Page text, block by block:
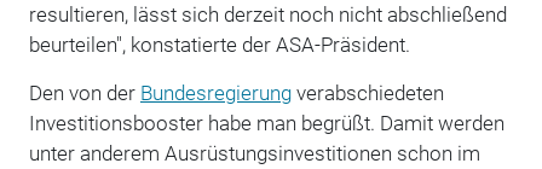
resultieren, lässt sich derzeit noch nicht abschließend
beurteilen", konstatierte der ASA-Präsident.
Den von der Bundesregierungverabschiedeten
Investitionsbooster habe man begrüßt. Damit werden
unter anderem Ausrüstungsinvestitionen schon im